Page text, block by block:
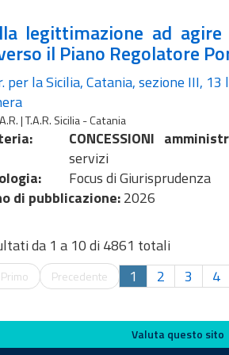
legittimazione ad agire
il Piano Regolatore
per la Sicilia, Catania, sezione III,
| T.A.R. Sicilia - Catania
CONCESSIONI
servizi
Focus di Giurisprudenza
di pubblicazione:2026
da 1 a 10 di 4861 totali
Primo Precedente 1 2 3 4
Valuta questo sito